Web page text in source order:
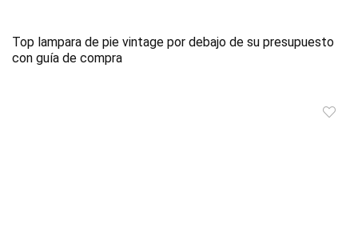
Top lampara de pie vintage por debajo de su presupuesto
con guía de compra